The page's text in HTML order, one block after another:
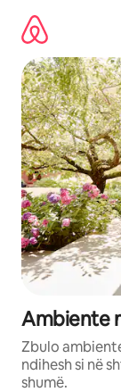
përmbajtja
Ambiente
Zbulo
ndihesh si në
shumë.